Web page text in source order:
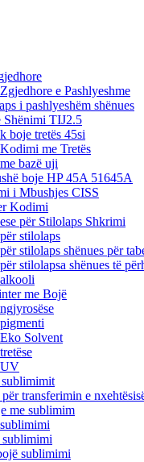
e Pashlyeshme
i pashlyeshëm shënues
TIJ2.5
boje tretës 45si
me Tretës
bazë uji
boje HP 45A 51645A
i Mbushjes CISS
Kodimi
për Stilolaps Shkrimi
stilolaps
stilolaps shënues për
stilolapsa shënues të
me Bojë
Solvent
transferimin e
me sublimim
sublimimi